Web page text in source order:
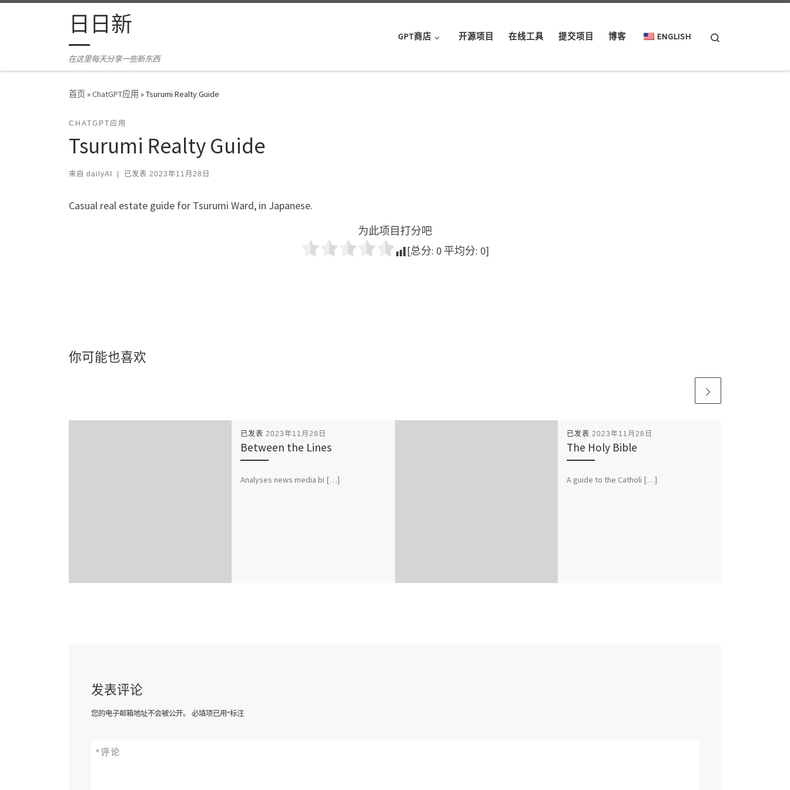
Skip to content日日新
在这里每天分享一些新东西
GPT商店 开源项目 在线工具 提交项目 博客 ENGLISH
首页»ChatGPT应用 »Tsurumi Realty Guide
CHATGPT应用
Tsurumi Realty Guide
来自 dailyAI 已发表 2023年11月28日
Casual real estate guide for Tsurumi Ward, in Japanese.
为此项目打分吧
[总分: 0 平均分: 0]
你可能也喜欢
已发表 2023年11月28日
Between the Lines
Analyses news media bi […]
已发表 2023年11月28日
The Holy Bible
A guide to the Catholi […]
发表评论
您的电子邮箱地址不会被公开。 必填项已用*标注
评论
*